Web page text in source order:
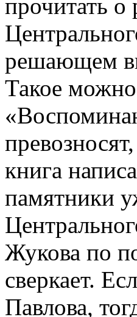
прочитать
решающем
Такое
книга
памятники
Жукова по
сверкает.
Павлова,